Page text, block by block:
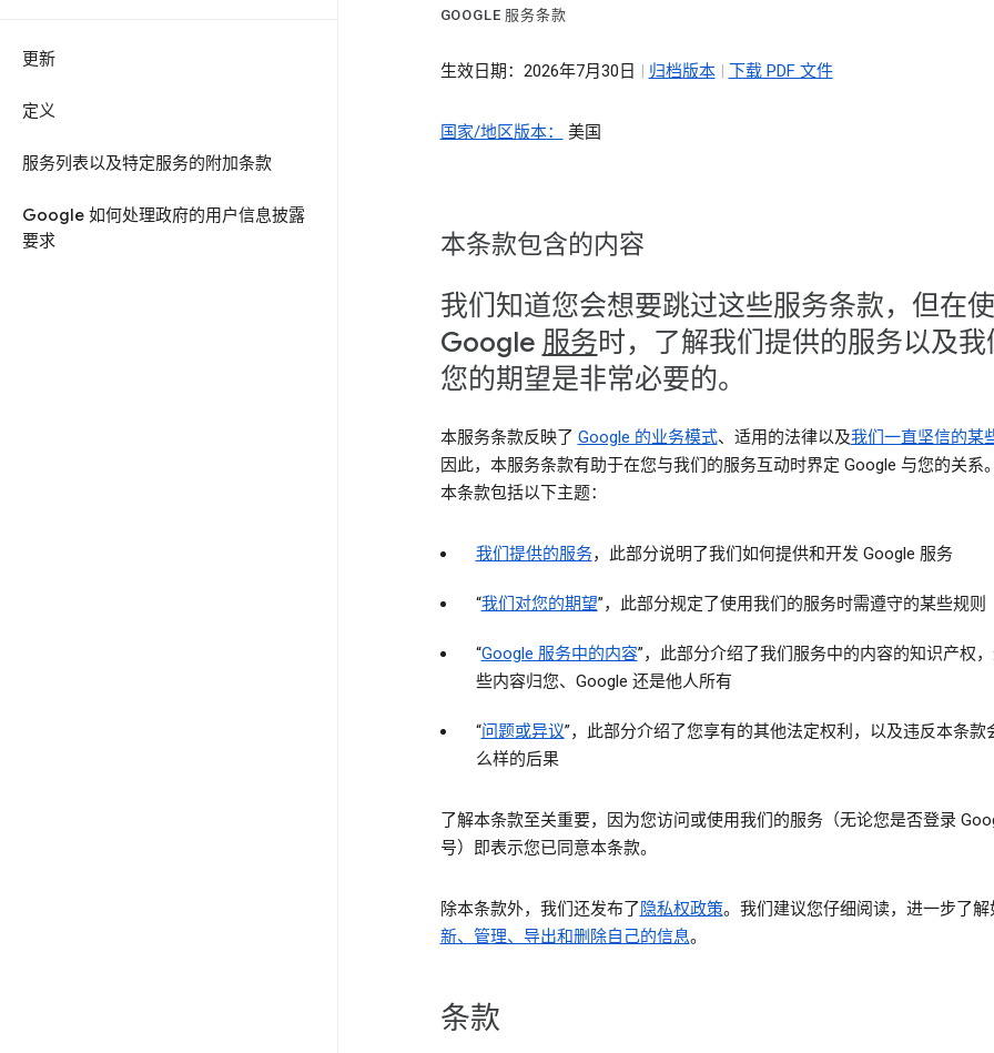
更新
定义
服务列表以及特定服务的附加条款
Google 如何处理政府的用户信息披露
要求
GOOGLE 服务条款
生效日期：2026年7月30日 归档版本 下载 PDF 文件
国家/地区版本： 美国
本条款包含的内容
我们知道您会想要跳过这些服务条款，但在
Google 服务时，了解我们提供的服务以及我
您的期望是非常必要的。
本服务条款反映了 Google 的业务模式、适用的法律以及我们一直坚信的某
因此，本服务条款有助于在您与我们的服务互动时界定 Google 与您的关系
本条款包括以下主题：
我们提供的服务，此部分说明了我们如何提供和开发 Google 服务
“我们对您的期望”，此部分规定了使用我们的服务时需遵守的某些规则
“Google 服务中的内容”，此部分介绍了我们服务中的内容的知识产权
些内容归您、Google 还是他人所有
“问题或异议”，此部分介绍了您享有的其他法定权利，以及违反本条款
么样的后果
了解本条款至关重要，因为您访问或使用我们的服务（无论您是否登录
号）即表示您已同意本条款。
除本条款外，我们还发布了 隐私权政策。我们建议您仔细阅读，进一步了解
新、管理、导出和删除自己的信息。
条款